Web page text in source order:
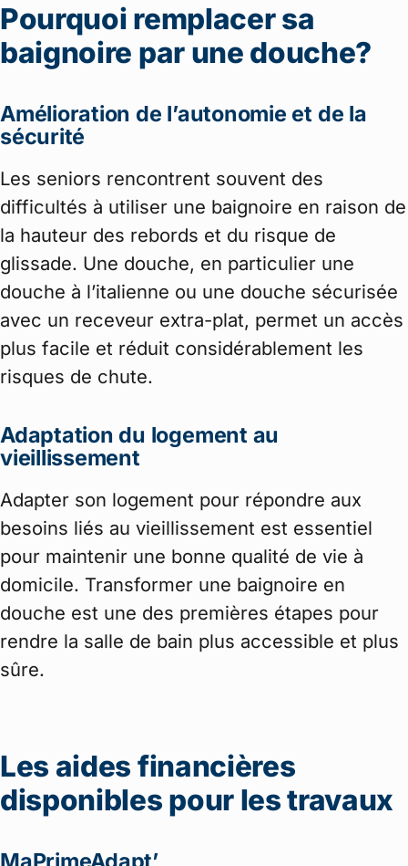
Pourquoi remplacer sa
baignoire par une douche?
Amélioration de l’autonomie et de la
sécurité
Les seniors rencontrent souvent des
difficultés à utiliser une baignoire en raison de
la hauteur des rebords et du risque de
glissade. Une douche, en particulier une
douche à l’italienne ou une douche sécurisée
avec un receveur extra-plat, permet un accès
plus facile et réduit considérablement les
risques de chute.
Adaptation du logement au
vieillissement
Adapter son logement pour répondre aux
besoins liés au vieillissement est essentiel
pour maintenir une bonne qualité de vie à
domicile. Transformer une baignoire en
douche est une des premières étapes pour
rendre la salle de bain plus accessible et plus
sûre.
Les aides financières
disponibles pour les travaux